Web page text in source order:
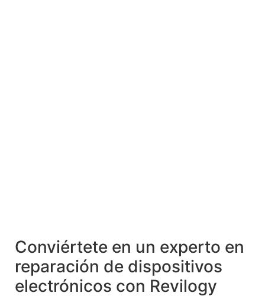
Conviértete en un experto en
reparación de dispositivos
electrónicos con Revilogy